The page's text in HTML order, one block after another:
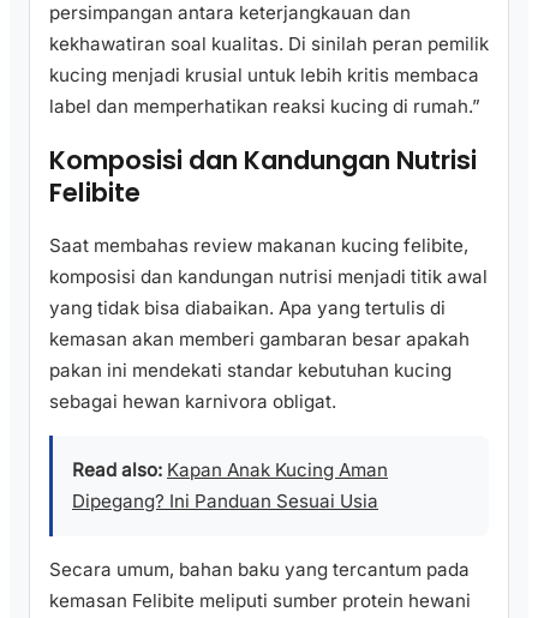
persimpangan antara keterjangkauan dan
kekhawatiran soal kualitas. Di sinilah peran pemilik
kucing menjadi krusial untuk lebih kritis membaca
label dan memperhatikan reaksi kucing di rumah.”
Komposisi dan Kandungan Nutrisi
Felibite
Saat membahas review makanan kucing felibite,
komposisi dan kandungan nutrisi menjadi titik awal
yang tidak bisa diabaikan. Apa yang tertulis di
kemasan akan memberi gambaran besar apakah
pakan ini mendekati standar kebutuhan kucing
sebagai hewan karnivora obligat.
Read also: Kapan Anak Kucing Aman
Dipegang? Ini Panduan Sesuai Usia
Secara umum, bahan baku yang tercantum pada
kemasan Felibite meliputi sumber protein hewani